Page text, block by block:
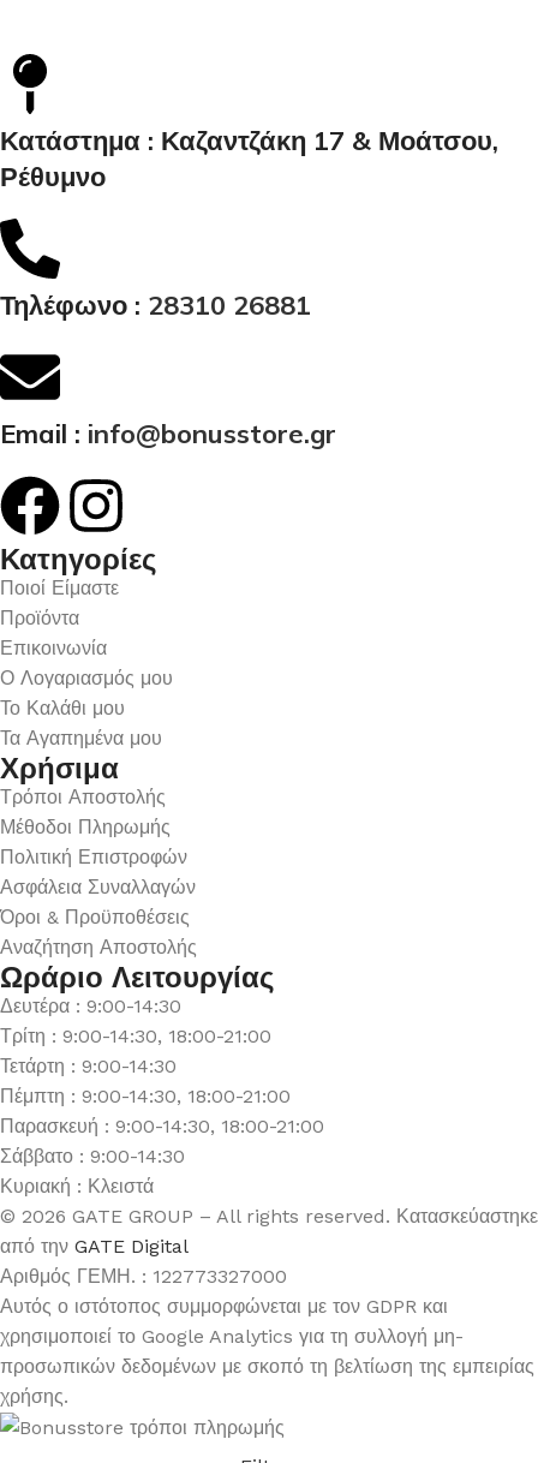
Κατάστημα : Καζαντζάκη 17 & Μοάτσου,
Ρέθυμνο
Τηλέφωνο : 28310 26881
Email : info@bonusstore.gr
Κατηγορίες
Ποιοί Είμαστε
Προϊόντα
Επικοινωνία
Ο Λογαριασμός μου
Το Καλάθι μου
Τα Αγαπημένα μου
Χρήσιμα
Τρόποι Αποστολής
Μέθοδοι Πληρωμής
Πολιτική Επιστροφών
Ασφάλεια Συναλλαγών
Όροι & Προϋποθέσεις
Αναζήτηση Αποστολής
Ωράριο Λειτουργίας
Δευτέρα : 9:00-14:30
Τρίτη : 9:00-14:30, 18:00-21:00
Τετάρτη : 9:00-14:30
Πέμπτη : 9:00-14:30, 18:00-21:00
Παρασκευή : 9:00-14:30, 18:00-21:00
Σάββατο : 9:00-14:30
Κυριακή : Κλειστά
© 2026 GATE GROUP – All rights reserved. Κατασκεύαστηκε
από την GATE Digital
Αριθμός ΓΕΜΗ. : 122773327000
Αυτός ο ιστότοπος συμμορφώνεται με τον GDPR και
χρησιμοποιεί το Google Analytics για τη συλλογή μη-
προσωπικών δεδομένων με σκοπό τη βελτίωση της εμπειρίας
χρήσης.